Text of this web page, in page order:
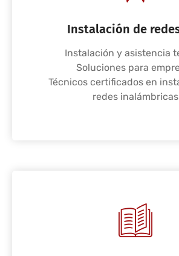
Instalación de
Instalación y asistencia
Soluciones para
Técnicos certificados en
redes inalámbricas